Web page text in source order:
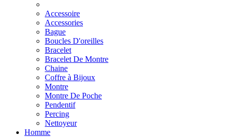
Accessoire
Accessories
Bague
Boucles D'oreilles
Bracelet
Bracelet De Montre
Chaine
Coffre à Bijoux
Montre
Montre De Poche
Pendentif
Percing
Nettoyeur
Homme